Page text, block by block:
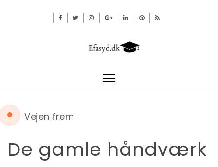
Toggle
Vejen frem
De gamle håndværk